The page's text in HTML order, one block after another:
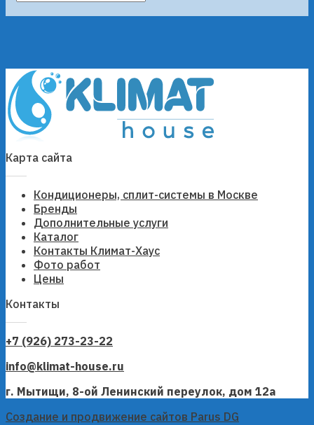
Карта сайта
Кондиционеры, сплит-системы в Москве
Бренды
Дополнительные услуги
Каталог
Контакты Климат-Хаус
Фото работ
Цены
Контакты
+7 (926) 273-23-22
info@klimat-house.ru
г. Мытищи, 8-ой Ленинский переулок, дом 12а
Создание и продвижение сайтов Parus DG